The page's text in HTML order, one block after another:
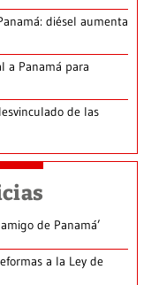
diésel aumenta
a Panamá para
de las
de Panamá’
a la Ley de